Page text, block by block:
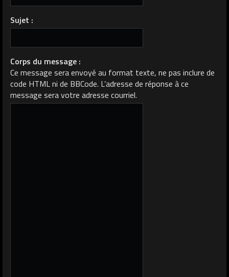
Sujet :
Corps du message :
Ce message sera envoyé au format texte, ne pas inclure de
code HTML ni de BBCode. L’adresse de réponse à ce
message sera votre adresse courriel.